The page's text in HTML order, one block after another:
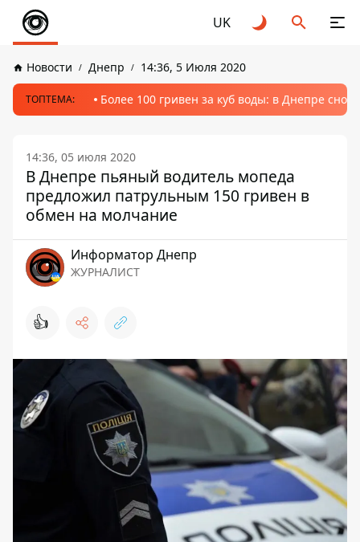
UK
Новости Днепр 14:36, 5 Июля 2020
ТОПТЕМА: Более 100 гривен за куб воды: в Днепре
14:36, 05 июля 2020
В Днепре пьяный водитель мопеда
предложил патрульным 150 гривен в
обмен на молчание
Информатор Днепр
ЖУРНАЛИСТ
👍